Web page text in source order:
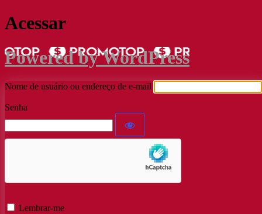
Acessar
Powered by WordPress
Nome de usuário ou endereço de e-mail
Senha
Lembrar-me